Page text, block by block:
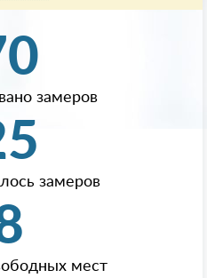
замеров
замеров
мест